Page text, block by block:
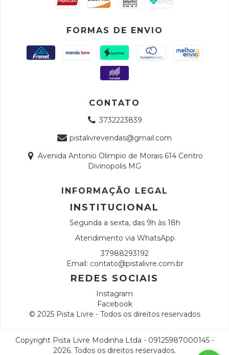
FORMAS DE ENVIO
CONTATO
3732223839
pistalivrevendas@gmail.com
Avenida Antonio Olimpio de Morais 614 Centro
Divinopolis MG
INFORMAÇÃO LEGAL
INSTITUCIONAL
Segunda a sexta, das 9h às 18h
Atendimento via WhatsApp
37988293192
Email: contato@pistalivre.com.br
REDES SOCIAIS
Instagram
Facebook
© 2025 Pista Livre - Todos os direitos reservados
Copyright Pista Livre Modinha Ltda - 09125987000145 -
2026. Todos os direitos reservados.